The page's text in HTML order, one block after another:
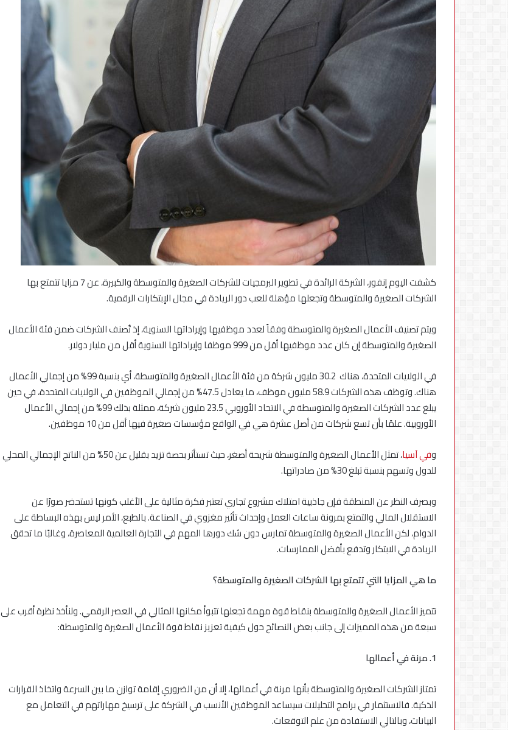
كشفت اليوم إنفور، الشركة الرائدة في تطوير البرمجيات للشركات الصغيرة والمتوسطة والكبيرة، عن 7 مزايا تتمتع بها
الشركات الصغيرة والمتوسطة وتجعلها مؤهلة للعب دور الريادة في مجال الإبتكارات الرقمية.
ويتم تصنيف الأعمال الصغيرة والمتوسطة وفقاً لعدد موظفيها وإيراداتها السنوية، إذ تُصنف الشركات ضمن فئة الأعمال
الصغيرة والمتوسطة إن كان عدد موظفيها أقل من 999 موظفا وإيراداتها السنوية أقل من مليار دولار.
في الولايات المتحدة، هناك 30.2 مليون شركة من فئة الأعمال الصغيرة والمتوسطة، أي بنسبة 99% من إجمالي الأعمال
هناك. وتوظف هذه الشركات 58.9 مليون موظف، ما يعادل 47.5% من إجمالي الموظفين في الولايات المتحدة، في حين
يبلغ عدد الشركات الصغيرة والمتوسطة في الاتحاد الأوروبي 23.5 مليون شركة، ممثلة بذلك 99% من إجمالي الأعمال
الأوروبية. علمًا بأن تسع شركات من أصل عشرة هي في الواقع مؤسسات صغيرة فيها أقل من 10 موظفين.
وفي آسيا
، تمثل الأعمال الصغيرة والمتوسطة شريحة أصغر، حيث تستأثر بحصة تزيد بقليل عن 50% من الناتج الإجمالي المحلي
للدول وتسهم بنسبة تبلغ 30% من صادراتها.
وبصرف النظر عن المنطقة فإن جاذبية امتلاك مشروع تجاري تعتبر فكرة مثالية على الأغلب كونها تستحضر صورًا عن
الاستقلال المالي والتمتع بمرونة ساعات العمل وإحداث تأثير مغزوي في الصناعة. بالطبع، الأمر ليس بهذه البساطة على
الدوام، لكن الأعمال الصغيرة والمتوسطة تمارس دون شك دورها المهم في التجارة العالمية المعاصرة، وغالبًا ما تحقق
الريادة في الابتكار وتدفع بأفضل الممارسات.
ما هي المزايا التي تتمتع بها الشركات الصغيرة والمتوسطة؟
تتميز الأعمال الصغيرة والمتوسطة بنقاط قوة مهمة تجعلها تتبوأ مكانها المثالي في العصر الرقمي. ولنأخذ نظرة أقرب على
سبعة من هذه المميزات إلى جانب بعض النصائح حول كيفية تعزيز نقاط قوة الأعمال الصغيرة والمتوسطة:
1. مرنة في أعمالها
تمتاز الشركات الصغيرة والمتوسطة بأنها مرنة في أعمالها، إلا أن من الضروري إقامة توازن ما بين السرعة واتخاذ القرارات
الذكية. فالاستثمار في برامج التحليلات سيساعد الموظفين الأنسب في الشركة على ترسيخ مهاراتهم في التعامل مع
البيانات، وبالتالي الاستفادة من علم التوقعات.
التحديثات